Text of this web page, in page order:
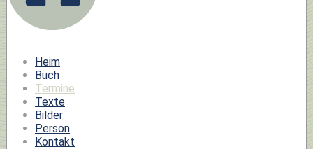
Heim
Buch
Termine
Texte
Bilder
Person
Kontakt